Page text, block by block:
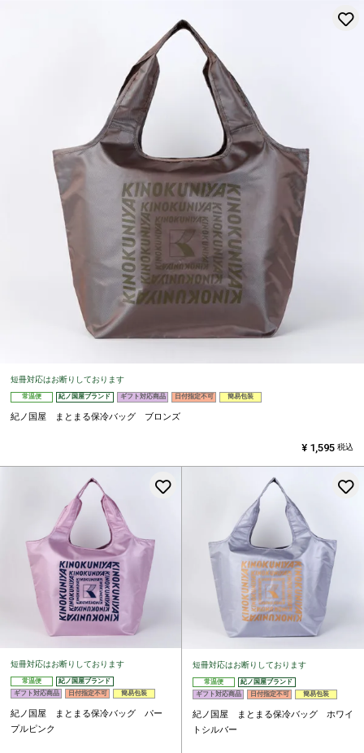
短冊対応はお断りしております
常温便 紀ノ国屋ブランド ギフト対応商品 日付指定不可 簡易包装
紀ノ国屋 まとまる保冷バッグ ブロンズ
¥ 1,595 税込
短冊対応はお断りしております
常温便
紀ノ国屋ブランド
ギフト対応商品
日付指定不可 簡易包装
紀ノ国屋 まとまる保冷バッグ パー
プルピンク
お気に入りに登録する
短冊対応はお断りしております
常温便
紀ノ国屋ブランド
ギフト対応商品
日付指定不可 簡易包装
紀ノ国屋 まとまる保冷バッグ ホワイ
トシルバー